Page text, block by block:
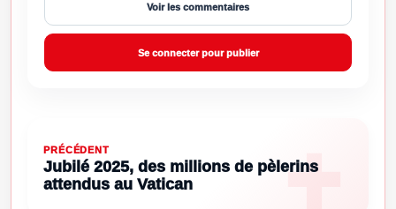
Voir les commentaires
Se connecter pour publier
PRÉCÉDENT
Jubilé 2025, des millions de pèlerins
attendus au Vatican